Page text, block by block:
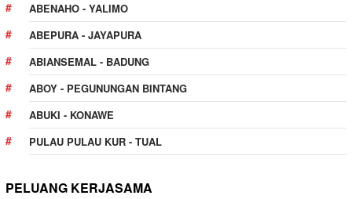
ABENAHO - YALIMO
ABEPURA - JAYAPURA
ABIANSEMAL - BADUNG
ABOY - PEGUNUNGAN BINTANG
ABUKI - KONAWE
PULAU PULAU KUR - TUAL
PELUANG KERJASAMA